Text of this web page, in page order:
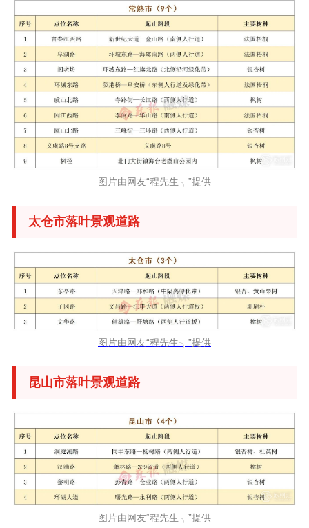
图片由网友“程先生╮”提供
太仓市落叶景观道路
图片由网友“程先生╮”提供
昆山市落叶景观道路
图片由网友“程先生╮”提供